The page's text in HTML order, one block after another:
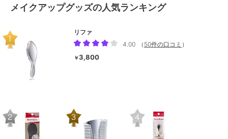
メイクアップグッズの人気ランキング
リファ
4.00
（ 50件の口コミ ）
￥3,800